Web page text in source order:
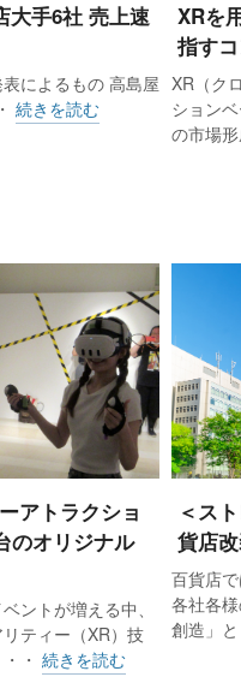
店4社の10月売上高はい
三越伊勢丹が1.7％増
好調が継続している。
国内百貨店子会社含む
大手6社 売上速
によるもの 高島屋
続きを読む
XRを
指す
XR（ク
ション
の市場
アトラクショ
オリジナル
ントが増える中、
ティー（XR）技
・ 続きを読む
＜ス
貨店
百貨店
各社各
創造」